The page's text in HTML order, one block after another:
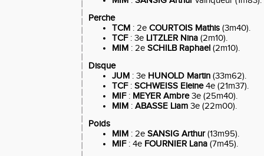
Perche
TCM : 2e COURTOIS Mathis (3m40).
TCF: 3e LITZLER Nina (2m10).
MIM : 2e SCHILB Raphael (2m10).
Disque
JUM : 3e HUNOLD Martin (33m62).
TCF: SCHWEISS Eleine4e (21m37).
MIF: MEYER Ambre3e (25m40).
MIM : ABASSE Liam 3e (22m00).
Poids
MIM : 2e SANSIG Arthur(13m95).
MIF: 4e FOURNIER Lana (7m45).